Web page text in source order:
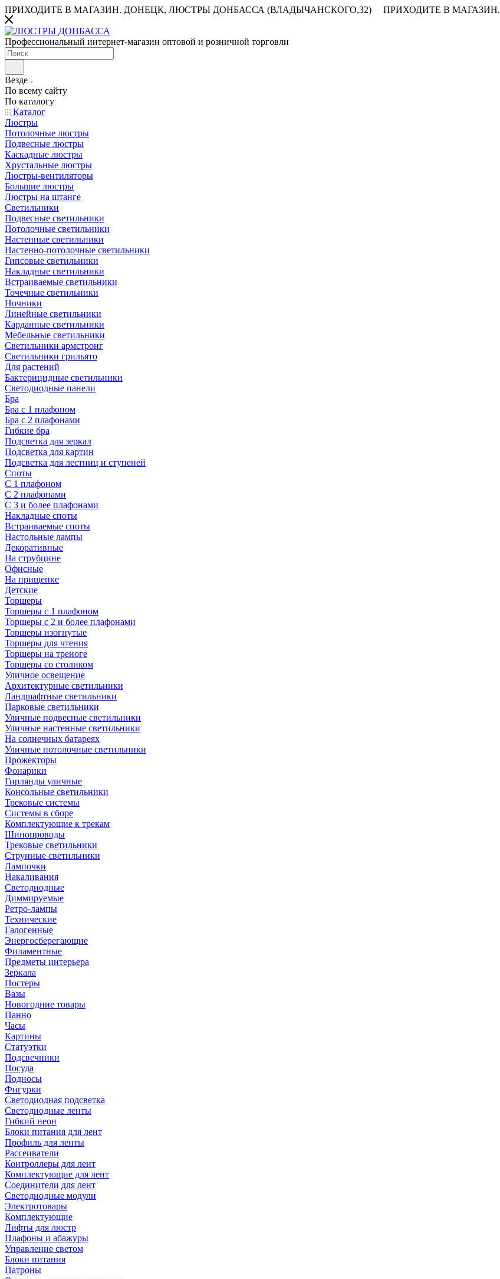
ПРИХОДИТЕ В МАГАЗИН. ДОНЕЦК, ЛЮСТРЫ ДОНБАССА (ВЛАДЫЧАНСКОГО,32) ПРИХОДИТЕ В МАГАЗИН.
Профессиональный интернет-магазин оптовой и розничной торговли
Везде
По всему сайту
По каталогу
Каталог
Люстры
Потолочные люстры
Подвесные люстры
Каскадные люстры
Хрустальные люстры
Люстры-вентиляторы
Большие люстры
Люстры на штанге
Светильники
Подвесные светильники
Потолочные светильники
Настенные светильники
Настенно-потолочные светильники
Гипсовые светильники
Накладные светильники
Встраиваемые светильники
Точечные светильники
Ночники
Линейные светильники
Карданные светильники
Мебельные светильники
Светильники армстронг
Светильники грильято
Для растений
Бактерицидные светильники
Светодиодные панели
Бра
Бра с 1 плафоном
Бра с 2 плафонами
Гибкие бра
Подсветка для зеркал
Подсветка для картин
Подсветка для лестниц и ступеней
Споты
С 1 плафоном
С 2 плафонами
С 3 и более плафонами
Накладные споты
Встраиваемые споты
Настольные лампы
Декоративные
На струбцине
Офисные
На прищепке
Детские
Торшеры
Торшеры с 1 плафоном
Торшеры с 2 и более плафонами
Торшеры изогнутые
Торшеры для чтения
Торшеры на треноге
Торшеры со столиком
Уличное освещение
Архитектурные светильники
Ландшафтные светильники
Парковые светильники
Уличные подвесные светильники
Уличные настенные светильники
На солнечных батареях
Уличные потолочные светильники
Прожекторы
Фонарики
Гирлянды уличные
Консольные светильники
Трековые системы
Системы в сборе
Комплектующие к трекам
Шинопроводы
Трековые светильники
Струнные светильники
Лампочки
Накаливания
Светодиодные
Диммируемые
Ретро-лампы
Технические
Галогенные
Энергосберегающие
Филаментные
Предметы интерьера
Зеркала
Постеры
Вазы
Новогодние товары
Панно
Часы
Картины
Статуэтки
Подсвечники
Посуда
Подносы
Фигурки
Светодиодная подсветка
Светодиодные ленты
Гибкий неон
Блоки питания для лент
Профиль для ленты
Рассеиватели
Контроллеры для лент
Комплектующие для лент
Соединители для лент
Светодиодные модули
Электротовары
Комплектующие
Лифты для люстр
Плафоны и абажуры
Управление светом
Блоки питания
Патроны